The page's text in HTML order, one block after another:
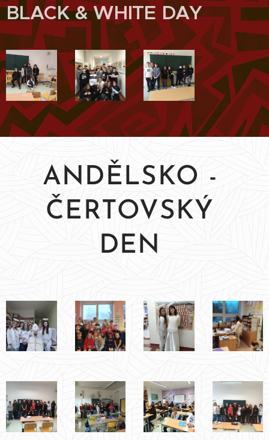
BLACK & WHITE DAY
ANDĚLSKO -
ČERTOVSKÝ
DEN